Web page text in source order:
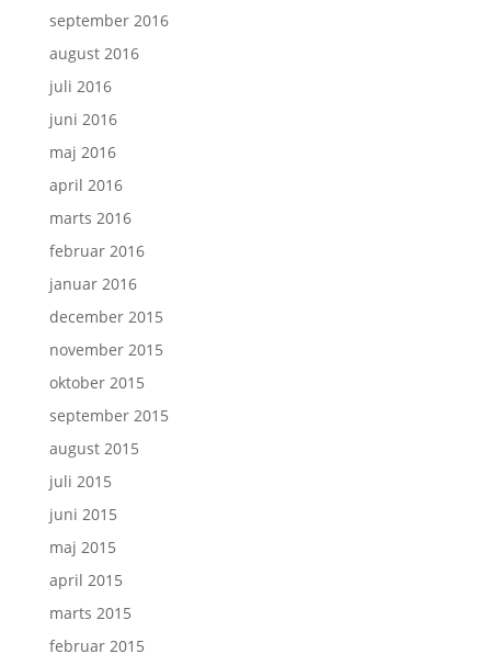
september 2016
august 2016
juli 2016
juni 2016
maj 2016
april 2016
marts 2016
februar 2016
januar 2016
december 2015
november 2015
oktober 2015
september 2015
august 2015
juli 2015
juni 2015
maj 2015
april 2015
marts 2015
februar 2015